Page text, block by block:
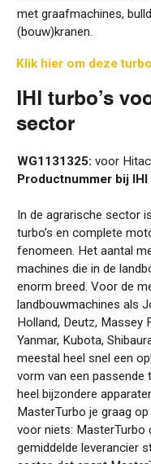
met graafmachines,
(bouw)kranen.
Klik hier om deze
IHI turbo’s
sector
WG1131325: voor
Productnummer bij
In de agrarische sector
turbo’s en complete
fenomeen. Het aantal
machines die in de
enorm breed. Voor de
landbouwmachines als
Holland, Deutz, Massey
Yanmar, Kubota,
meestal heel snel een
vorm van een passende
heel bijzondere
MasterTurbo je graag
voor niets: MasterTurbo
gemiddelde leverancier